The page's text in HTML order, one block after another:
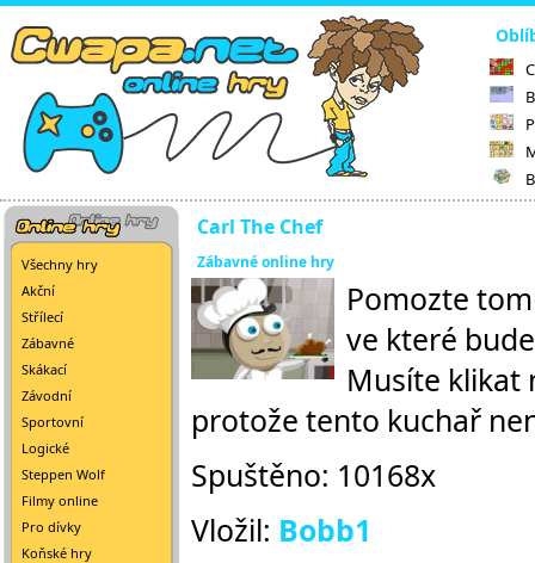
Všechny hry
Akční
Střílecí
Zábavné
Skákací
Závodní
Sportovní
Logické
Steppen Wolf
Filmy online
Pro dívky
Koňské hry
Carl The Chef
Zábavné online hry
Pomozte
ve které
Musíte klikat
protože tento kuchař
Spuštěno: 10168x
Vložil: Bobb1